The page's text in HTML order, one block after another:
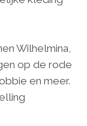
Wilhelmina,
op de rode
en meer.